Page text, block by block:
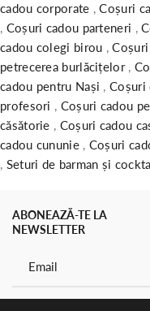
cadou corporate ,Coșuri
, Coșuri cadou parteneri ,
cadou colegi birou ,
petrecerea burlăcițelor ,
cadou pentru Nași ,Coșuri
profesori , Coșuri cadou
căsătorie , Coșuri cadou
cadou cununie , Coșuri
, Seturi de barman și
ABONEAZĂ-TE LA
NEWSLETTER